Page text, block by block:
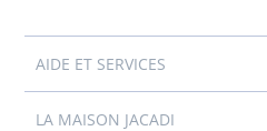
AIDE ET SERVICES
LA MAISON JACADI